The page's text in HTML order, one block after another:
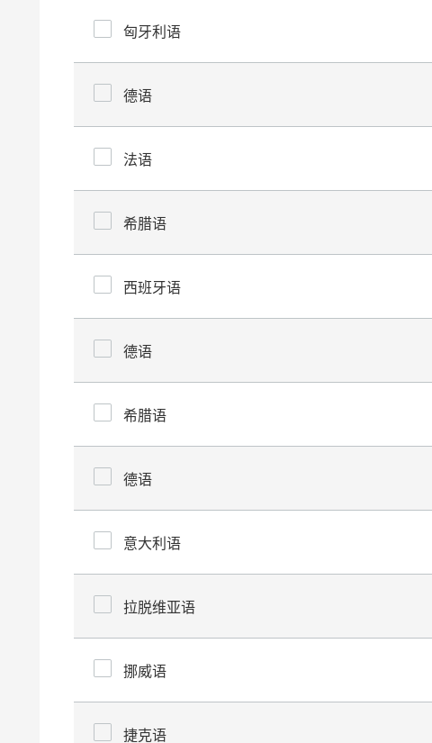
匈牙利语
德语
法语
希腊语
西班牙语
德语
希腊语
德语
意大利语
拉脱维亚语
挪威语
捷克语